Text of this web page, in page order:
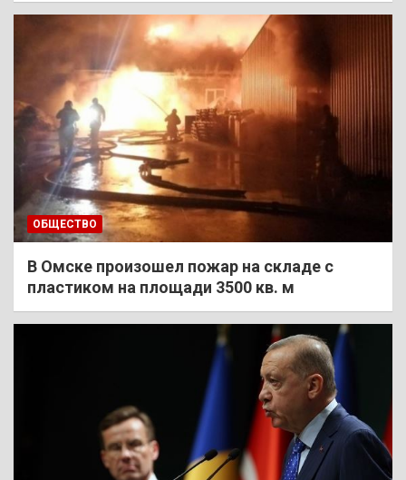
ОБЩЕСТВО
В Омске произошел пожар на складе с
пластиком на площади 3500 кв. м